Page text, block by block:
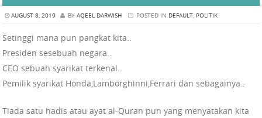
AUGUST 8, 2019 BY AQEEL DARWISH POSTED IN DEFAULT, POLITIK
Setinggi mana pun pangkat kita..
Presiden sesebuah negara..
CEO sebuah syarikat terkenal..
Pemilik syarikat Honda,Lamborghinni,Ferrari dan sebagainya..
Tiada satu hadis atau ayat al-Quran pun yang menyatakan kita